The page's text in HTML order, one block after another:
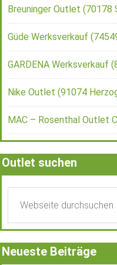
Breuninger Outlet
Güde Werksverkauf
GARDENA Werksverkauf
Nike Outlet (91074
MAC – Rosenthal Outlet
Outlet suchen
Neueste Beiträge